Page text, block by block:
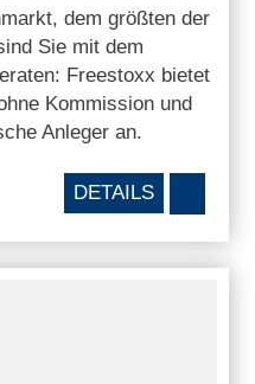
dem größten der
Sie mit dem
Freestoxx bietet
Kommission und
Anleger an.
DETAILS